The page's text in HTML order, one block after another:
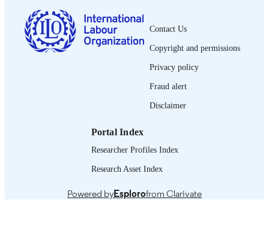
NUMBER OF
PAGES
LANGUAGE Spanish
Parte I: Principios generales y directrices
la contratación equitativa -- Parte 2:
Definición de las comisiones de
contratación y los gastos conexos.
Contact Us
Copyright and permissions
Privacy policy
Fraud alert
Disclaimer
Portal Index
Researcher Profiles Index
Research Asset Index
Powered byEsplorofrom Clarivate